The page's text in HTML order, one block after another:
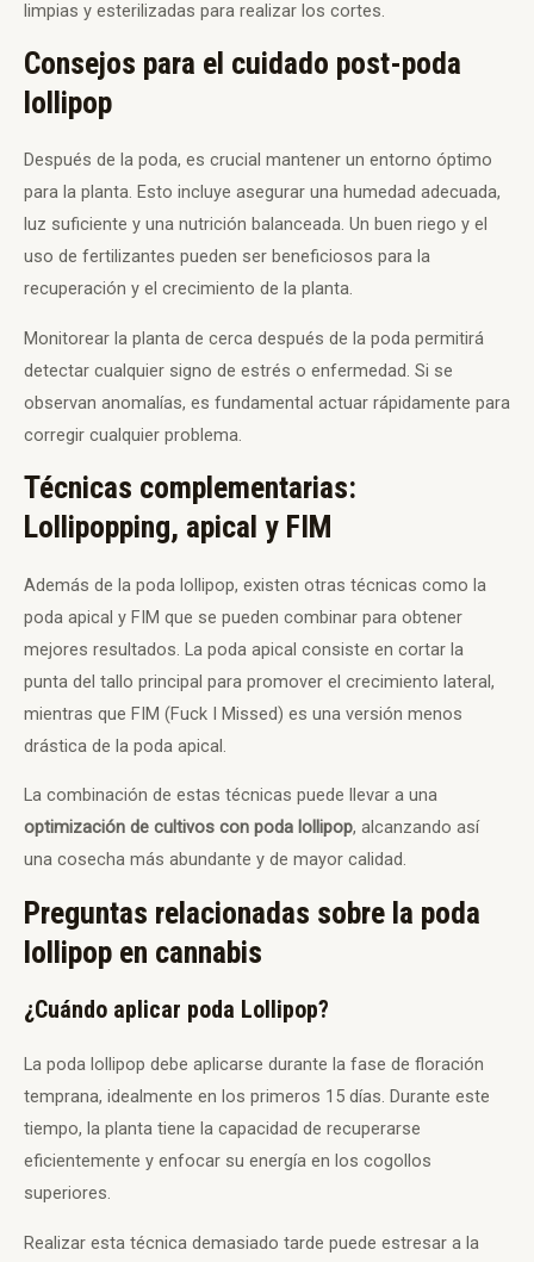
limpias y esterilizadas para realizar los cortes.
Consejos para el cuidado post-poda
lollipop
Después de la poda, es crucial mantener un entorno óptimo
para la planta. Esto incluye asegurar una humedad adecuada,
luz suficiente y una nutrición balanceada. Un buen riego y el
uso de fertilizantes pueden ser beneficiosos para la
recuperación y el crecimiento de la planta.
Monitorear la planta de cerca después de la poda permitirá
detectar cualquier signo de estrés o enfermedad. Si se
observan anomalías, es fundamental actuar rápidamente para
corregir cualquier problema.
Técnicas complementarias:
Lollipopping, apical y FIM
Además de la poda lollipop, existen otras técnicas como la
poda apical y FIM que se pueden combinar para obtener
mejores resultados. La poda apical consiste en cortar la
punta del tallo principal para promover el crecimiento lateral,
mientras que FIM (Fuck I Missed) es una versión menos
drástica de la poda apical.
La combinación de estas técnicas puede llevar a una
optimización de cultivos con poda lollipop, alcanzando así
una cosecha más abundante y de mayor calidad.
Preguntas relacionadas sobre la poda
lollipop en cannabis
¿Cuándo aplicar poda Lollipop?
La poda lollipop debe aplicarse durante la fase de floración
temprana, idealmente en los primeros 15 días. Durante este
tiempo, la planta tiene la capacidad de recuperarse
eficientemente y enfocar su energía en los cogollos
superiores.
Realizar esta técnica demasiado tarde puede estresar a la